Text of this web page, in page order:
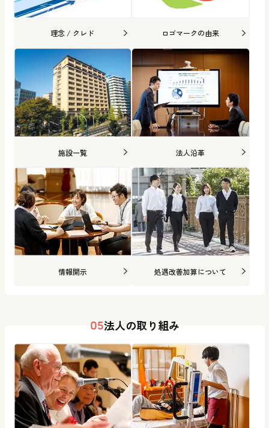
理念 / クレド ロゴマークの由来
施設一覧 法人沿革
情報開示 処遇改善加算について
05法人の取り組み